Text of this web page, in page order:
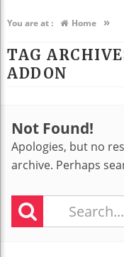
You are at : Home »
TAG
ADDON
Not Found!
Apologies, but no
archive. Perhaps